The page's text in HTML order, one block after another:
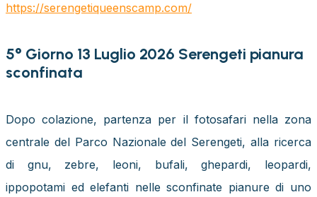
https://serengetiqueenscamp.com/
5° Giorno 13 Luglio 2026 Serengeti pianura
sconfinata
Dopo colazione, partenza per il fotosafari nella zona
centrale del Parco Nazionale del Serengeti, alla ricerca
di gnu, zebre, leoni, bufali, ghepardi, leopardi,
ippopotami ed elefanti nelle sconfinate pianure di uno